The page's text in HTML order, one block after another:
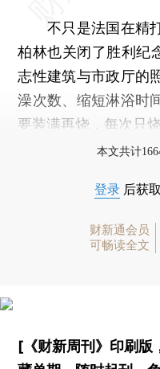
不只是法国在精打
柏林也关闭了胜利纪
志性建筑与市政厅的
澡次数、缩短淋浴时
要装满再烧，每次只
本文共计
登录 后获
财新通会员
可畅读全文
[《财新周刊》印刷版